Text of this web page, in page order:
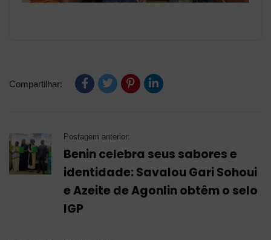
Compartilhar:
Postagem anterior:
Benin celebra seus sabores e
identidade: Savalou Gari Sohoui
e Azeite de Agonlin obtêm o selo
IGP